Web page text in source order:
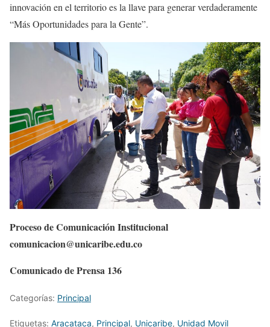
innovación en el territorio es la llave para generar verdaderamente
“Más Oportunidades para la Gente”.
Proceso de Comunicación Institucional
comunicacion@unicaribe.edu.co
Comunicado de Prensa 136
Categorías: Principal
Etiquetas: Aracataca, Principal, Unicaribe, Unidad Movil